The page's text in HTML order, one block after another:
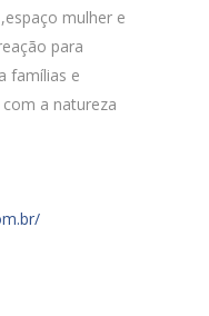
mulher e
para
famílias e
a natureza